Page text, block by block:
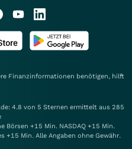
Finanzinformationen benötigen, hilft
4.8 von 5 Sternen ermittelt aus 285
Börsen +15 Min. NASDAQ +15 Min.
+15 Min. Alle Angaben ohne Gewähr.